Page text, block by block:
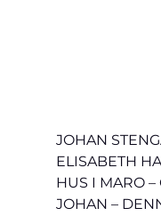
JOHAN
ELISABETH
HUS I MARO –
JOHAN –